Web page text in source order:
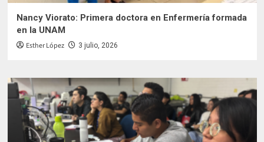
Nancy Viorato: Primera doctora en Enfermería formada
en la UNAM
Esther López 3 julio, 2026